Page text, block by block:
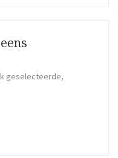
geselecteerde,